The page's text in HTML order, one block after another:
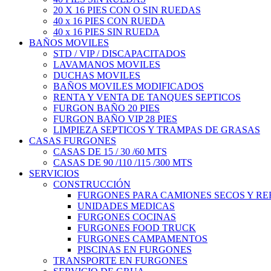
20 X 16 PIES CON O SIN RUEDAS
40 x 16 PIES CON RUEDA
40 x 16 PIES SIN RUEDA
BAÑOS MOVILES
STD / VIP / DISCAPACITADOS
LAVAMANOS MOVILES
DUCHAS MOVILES
BAÑOS MOVILES MODIFICADOS
RENTA Y VENTA DE TANQUES SEPTICOS
FURGON BAÑO 20 PIES
FURGON BAÑO VIP 28 PIES
LIMPIEZA SEPTICOS Y TRAMPAS DE GRASAS
CASAS FURGONES
CASAS DE 15 / 30 /60 MTS
CASAS DE 90 /110 /115 /300 MTS
SERVICIOS
CONSTRUCCIÓN
FURGONES PARA CAMIONES SECOS Y
UNIDADES MEDICAS
FURGONES COCINAS
FURGONES FOOD TRUCK
FURGONES CAMPAMENTOS
PISCINAS EN FURGONES
TRANSPORTE EN FURGONES